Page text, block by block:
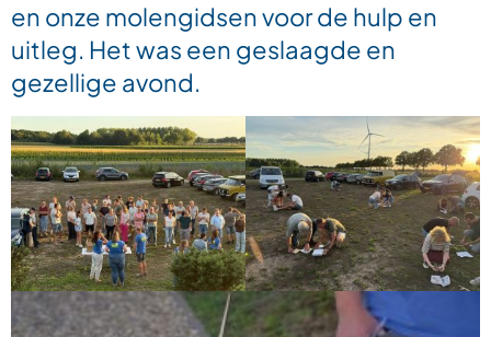
en onze molengidsen voor de hulp en
uitleg. Het was een geslaagde en
gezellige avond.